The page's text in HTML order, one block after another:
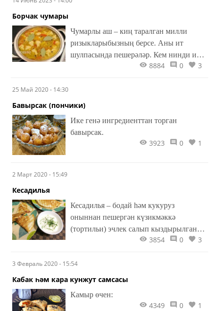
Борчак чумары
Чумарлы аш – киң таралган милли
ризыкларыбызның берсе. Аны ит
шулпасында пешерәләр. Кем нинди ит
ярата – елкы, куй, сыер, кош итен
үзен бодай, карабодай, ясмык, борчак
8884 0 3
25 Май 2020 - 14:30
Бавырсак (пончики)
Ике генә ингредиенттан торган
бавырсак.
3923 0 1
2 Март 2020 - 15:49
Кесадилья
Кесадилья – бодай һәм кукуруз
оныннан пешергән күзикмәккә
(тортильи) эчлек салып кыздырылган
мексикан ризыгы. Эчендә тавык ите дә,
Шулай ук төрле сортлы сыр да –
тора. Эчлекне алдан ук әзерләп куярга
3854 0 3
3 Февраль 2020 - 15:54
Кабак һәм кара кунжут самсасы
Камыр өчен:
4349 0 1